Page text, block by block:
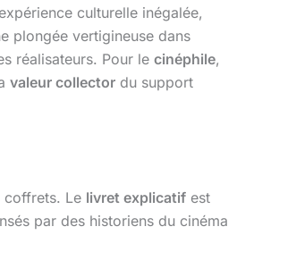
culturelle inégalée,
plongée vertigineuse dans
réalisateurs. Pour lecinéphile,
valeur collector du support
coffrets. Le livret explicatif est
par des historiens du cinéma